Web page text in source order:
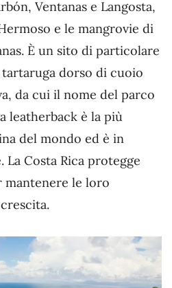
Ventanas e Langosta,
e le mangrovie di
È un sito di particolare
dorso di cuoio
da cui il nome del parco
leatherback è la più
del mondo ed è in
Costa Rica protegge
mantenere le loro